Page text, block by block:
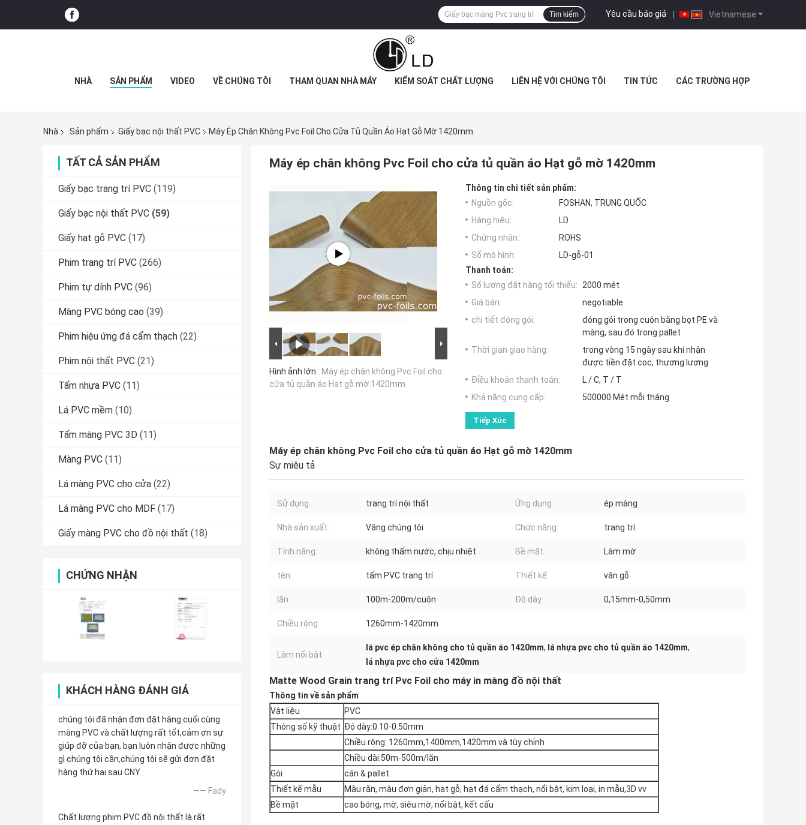
Vietnamese
Yêu cầu báo giá |
Tìm kiếm
NHÀ SẢN PHẨM VIDEO VỀ CHÚNG TÔI THAM QUAN NHÀ MÁY KIỂM SOÁT CHẤT LƯỢNG LIÊN HỆ VỚI CHÚNG TÔI TIN TỨC CÁC TRƯỜNG HỢP
Nhà Sản phẩm Giấy bạc nội thất PVC Máy Ép Chân Không Pvc Foil Cho Cửa Tủ Quần Áo Hạt Gỗ Mờ 1420mm
TẤT CẢ SẢN PHẨM
Giấy bạc trang trí PVC (119)
Giấy bạc nội thất PVC (59)
Giấy hạt gỗ PVC (17)
Phim trang trí PVC (266)
Phim tự dính PVC (96)
Màng PVC bóng cao (39)
Phim hiệu ứng đá cẩm thạch (22)
Phim nội thất PVC (21)
Tấm nhựa PVC (11)
Lá PVC mềm (10)
Tấm màng PVC 3D (11)
Màng PVC (11)
Lá màng PVC cho cửa (22)
Lá màng PVC cho MDF (17)
Giấy màng PVC cho đồ nội thất (18)
CHỨNG NHẬN
KHÁCH HÀNG ĐÁNH GIÁ
chúng tôi đã nhận đơn đặt hàng cuối cùng
màng PVC và chất lượng rất tốt,cảm ơn sự
giúp đỡ của bạn, bạn luôn nhận được những
gì chúng tôi cần,chúng tôi sẽ gửi đơn đặt
hàng thứ hai sau CNY
—— Fady
Chất lượng phim PVC đồ nội thất là rất
Máy ép chân không Pvc Foil cho cửa tủ quần áo Hạt gỗ mờ 1420mm
Hình ảnh lớn : Máy ép chân không Pvc Foil cho
cửa tủ quần áo Hạt gỗ mờ 1420mm
Thông tin chi tiết sản phẩm:
Nguồn gốc:
FOSHAN, TRUNG QUỐC
Hàng hiệu:
LD
Chứng nhận:
ROHS
Số mô hình:
LD-gỗ-01
Thanh toán:
Số lượng đặt hàng tối thiểu: 2000 mét
Giá bán:
negotiable
chi tiết đóng gói:
đóng gói trong cuộn bằng bọt PE và
màng, sau đó trong pallet
Thời gian giao hàng:
trong vòng 15 ngày sau khi nhận
được tiền đặt cọc, thương lượng
Điều khoản thanh toán:
L / C, T / T
Khả năng cung cấp:
500000 Mét mỗi tháng
Tiếp Xúc
Máy ép chân không Pvc Foil cho cửa tủ quần áo Hạt gỗ mờ 1420mm
Sự miêu tả
Sử dụng: trang trí nội thất Ứng dụng: ép màng
Nhà sản xuất: Vâng chúng tôi Chức năng: trang trí
Tính năng: không thấm nước, chịu nhiệt Bề mặt: Làm mờ
tên: tấm PVC trang trí Thiết kế: vân gỗ
lăn: 100m-200m/cuộn Độ dày: 0,15mm-0,50mm
Chiều rộng: 1260mm-1420mm
Làm nổi bật:
lá pvc ép chân không cho tủ quần áo 1420mm, lá nhựa pvc cho tủ quần áo 1420mm,
lá nhựa pvc cho cửa 1420mm
Matte Wood Grain trang trí Pvc Foil cho máy in màng đồ nội thất
Thông tin về sản phẩm
Vật liệu
PVC
Thông số kỹ thuật Độ dày:0.10-0.50mm
Chiều rộng: 1260mm,1400mm,1420mm và tùy chỉnh
Chiều dài:50m-500m/lăn
Gói
cán & pallet
Thiết kế mẫu
Màu rắn, màu đơn giản, hạt gỗ, hạt đá cẩm thạch, nổi bật, kim loại, in mẫu,3D vv
Bề mặt
cao bóng, mờ, siêu mờ, nổi bật, kết cấu